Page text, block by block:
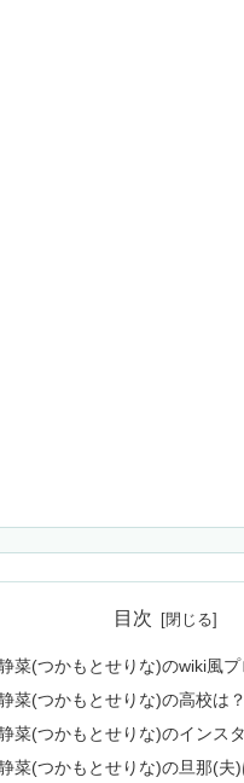
目次
菜(つかもとせりな)のwiki風プ
菜(つかもとせりな)の高校は？
菜(つかもとせりな)のインス
菜(つかもとせりな)の旦那(夫)